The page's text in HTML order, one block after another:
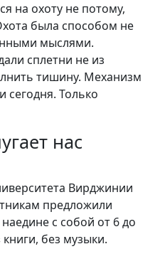
на охоту не потому,
была способом не
мыслями.
сплетни не из
тишину. Механизм
сегодня. Только
нас
Вирджинии
предложили
с собой от 6 до
без музыки.